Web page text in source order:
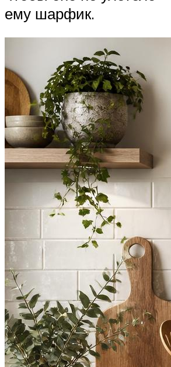
ему шарфик.